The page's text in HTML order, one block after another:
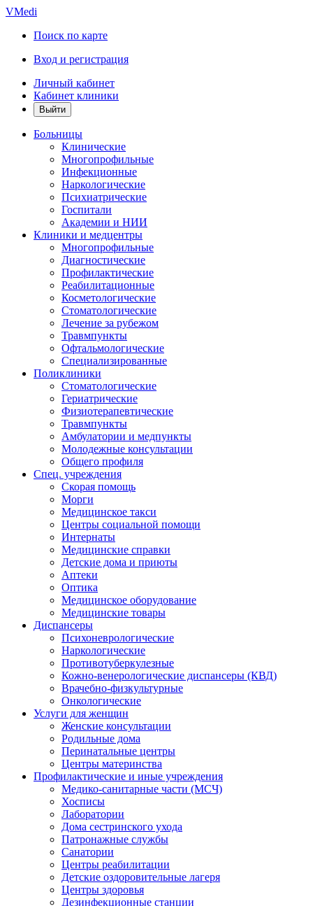
VMedi
Поиск по карте
Вход и регистрация
Личный кабинет
Кабинет клиники
Больницы
Клинические
Многопрофильные
Инфекционные
Наркологические
Психиатрические
Госпитали
Академии и НИИ
Клиники и медцентры
Многопрофильные
Диагностические
Профилактические
Реабилитационные
Косметологические
Стоматологические
Лечение за рубежом
Травмпункты
Офтальмологические
Специализированные
Поликлиники
Стоматологические
Гериатрические
Физиотерапевтические
Травмпункты
Амбулатории и медпункты
Молодежные консультации
Общего профиля
Спец. учреждения
Скорая помощь
Морги
Медицинское такси
Центры социальной помощи
Интернаты
Медицинские справки
Детские дома и приюты
Аптеки
Оптика
Медицинское оборудование
Медицинские товары
Диспансеры
Психоневрологические
Наркологические
Противотуберкулезные
Кожно-венерологические диспансеры (КВД)
Врачебно-физкультурные
Онкологические
Услуги для женщин
Женские консультации
Родильные дома
Перинатальные центры
Центры материнства
Профилактические и иные учреждения
Медико-санитарные части (МСЧ)
Хосписы
Лаборатории
Дома сестринского ухода
Патронажные службы
Санатории
Центры реабилитации
Детские оздоровительные лагеря
Центры здоровья
Дезинфекционные станции